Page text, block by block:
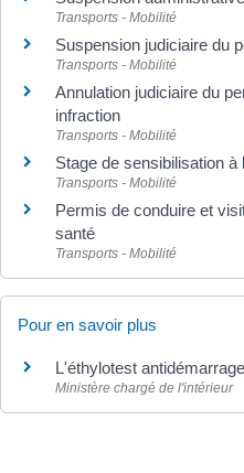
Transports - Mobilité
Suspension judiciaire du
Transports - Mobilité
Annulation judiciaire du
infraction
Transports - Mobilité
Stage de sensibilisation
Transports - Mobilité
Permis de conduire et
santé
Transports - Mobilité
Pour en savoir plus
L'éthylotest
Ministère chargé de l'intérieur